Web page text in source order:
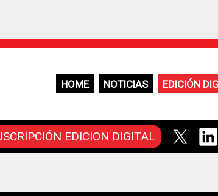
HOME NOTICIAS EDICIÓN
EDICION DIGITAL